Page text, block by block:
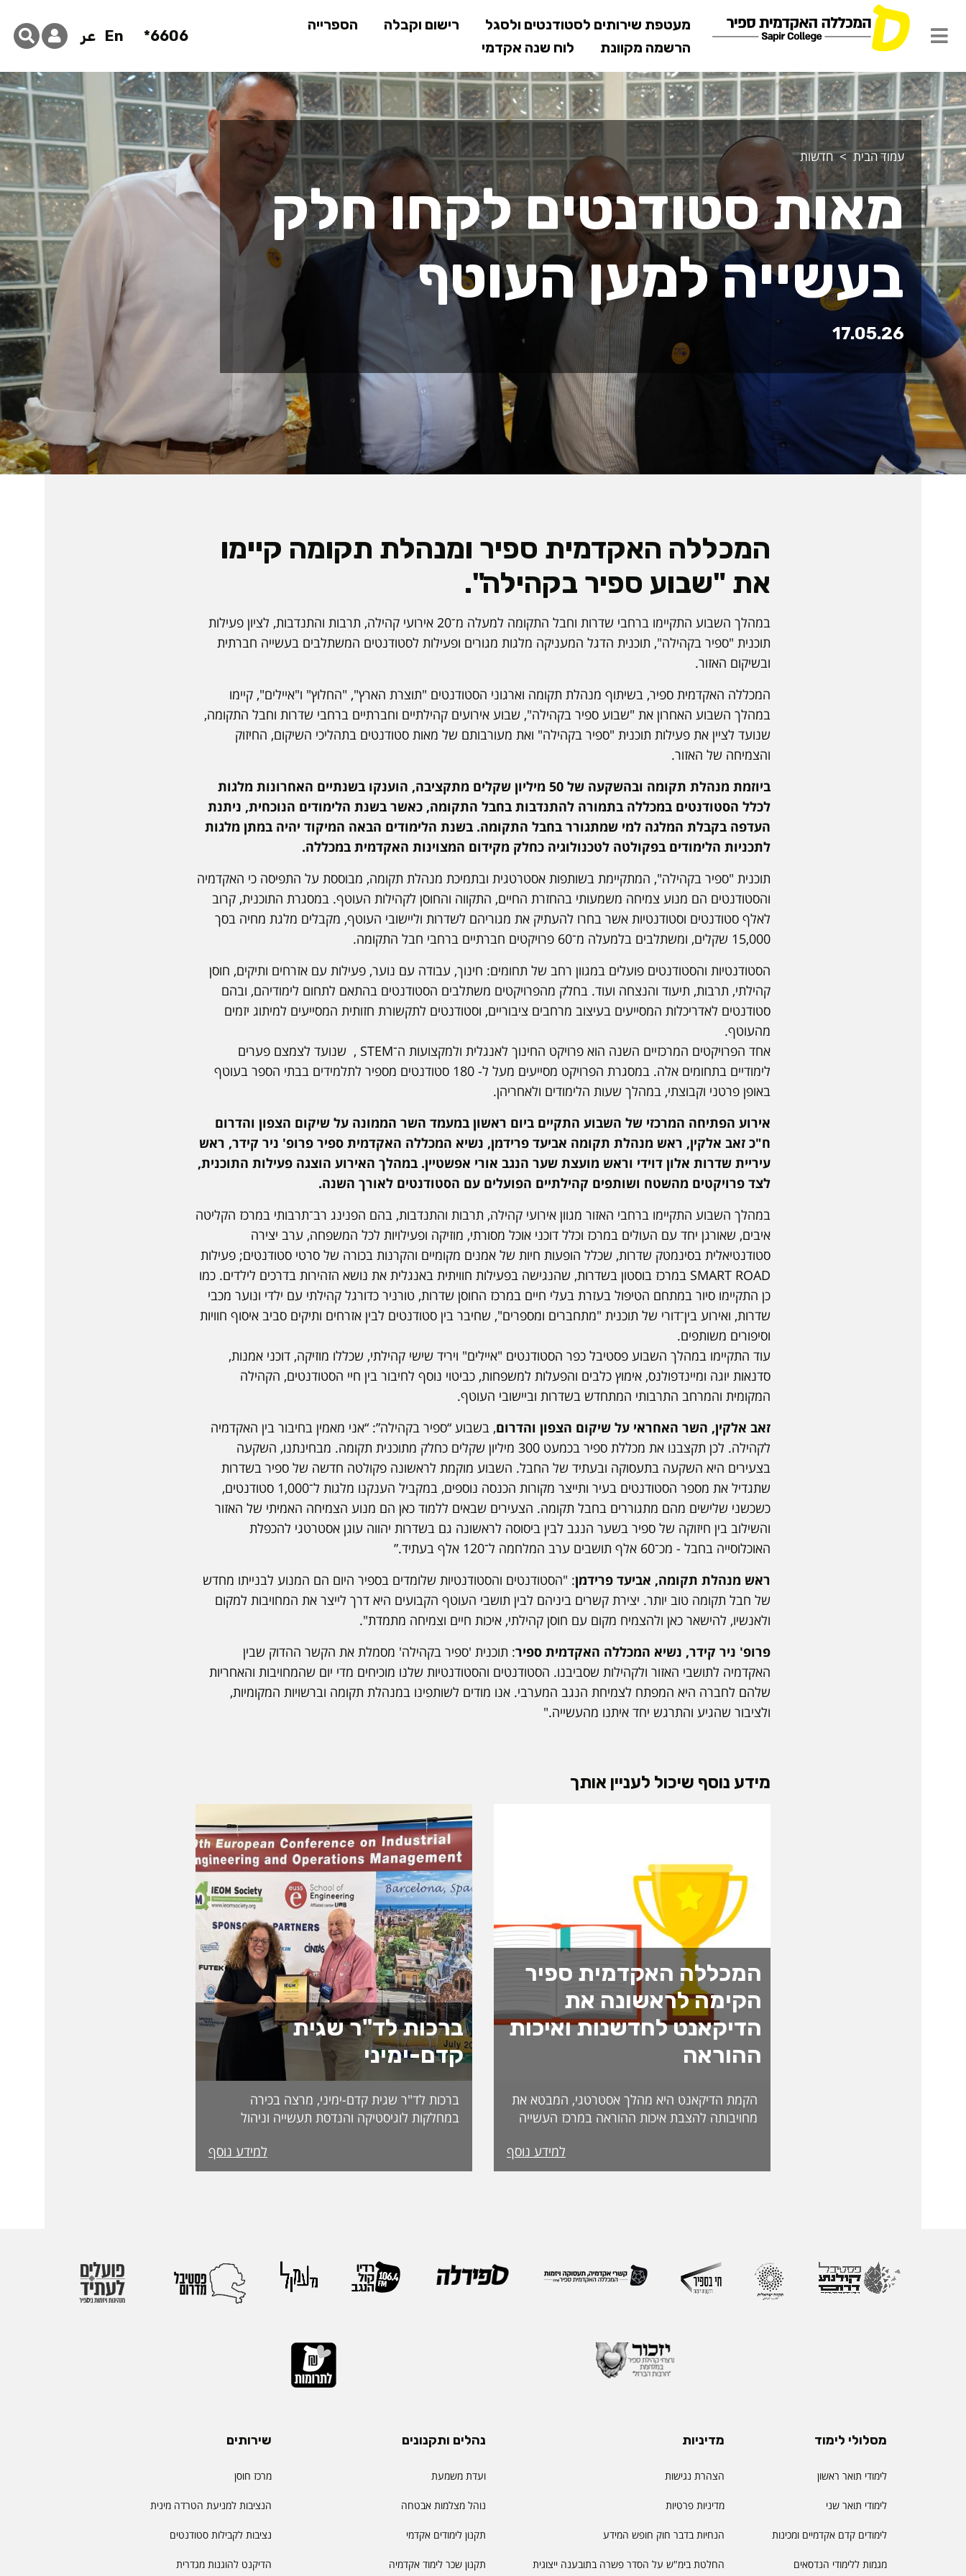
לתוכן
המרכזי
מעטפת שירותים לסטודנטים ולסגל רישום וקבלה
הספרייה
הרשמה מקוונת
לוח שנה אקדמי
6606*
En عر
עמוד הבית חדשות
מאות סטודנטים לקחו חלק
בעשייה למען העוטף
17.05.26
המכללה האקדמית ספיר ומנהלת תקומה קיימו
את "שבוע ספיר בקהילה".
במהלך השבוע התקיימו ברחבי שדרות וחבל התקומה למעלה מ־20 אירועי קהילה, תרבות והתנדבות, לציון פעילות
תוכנית "ספיר בקהילה", תוכנית הדגל המעניקה מלגות מגורים ופעילות לסטודנטים המשתלבים בעשייה חברתית
ובשיקום האזור.
המכללה האקדמית ספיר, בשיתוף מנהלת תקומה וארגוני הסטודנטים "תוצרת הארץ", "החלוץ" ו"איילים", קיימו
במהלך השבוע האחרון את "שבוע ספיר בקהילה", שבוע אירועים קהילתיים וחברתיים ברחבי שדרות וחבל התקומה,
שנועד לציין את פעילות תוכנית "ספיר בקהילה" ואת מעורבותם של מאות סטודנטים בתהליכי השיקום, החיזוק
והצמיחה של האזור.
ביוזמת מנהלת תקומה ובהשקעה של 50 מיליון שקלים מתקציבה, הוענקו בשנתיים האחרונות מלגות
לכלל הסטודנטים במכללה בתמורה להתנדבות בחבל התקומה, כאשר בשנת הלימודים הנוכחית, ניתנת
העדפה בקבלת המלגה למי שמתגורר בחבל התקומה. בשנת הלימודים הבאה המיקוד יהיה במתן מלגות
לתכניות הלימודים בפקולטה לטכנולוגיה כחלק מקידום המצוינות האקדמית במכללה.
תוכנית "ספיר בקהילה", המתקיימת בשותפות אסטרטגית ובתמיכת מנהלת תקומה, מבוססת על התפיסה כי האקדמיה
והסטודנטים הם מנוע צמיחה משמעותי בהחזרת החיים, התקווה והחוסן לקהילות העוטף. במסגרת התוכנית, קרוב
לאלף סטודנטים וסטודנטיות אשר בחרו להעתיק את מגוריהם לשדרות וליישובי העוטף, מקבלים מלגת מחיה בסך
15,000 שקלים, ומשתלבים בלמעלה מ־60 פרויקטים חברתיים ברחבי חבל התקומה.
הסטודנטיות והסטודנטים פועלים במגוון רחב של תחומים: חינוך, עבודה עם נוער, פעילות עם אזרחים ותיקים, חוסן
קהילתי, תרבות, תיעוד והנצחה ועוד. בחלק מהפרויקטים משתלבים הסטודנטים בהתאם לתחום לימודיהם, ובהם
סטודנטים לאדריכלות המסייעים בעיצוב מרחבים ציבוריים, וסטודנטים לתקשורת חזותית המסייעים למיתוג יזמים
מהעוטף.
אחד הפרויקטים המרכזיים השנה הוא פרויקט החינוך לאנגלית ולמקצועות ה־STEM , שנועד לצמצם פערים
לימודיים בתחומים אלה. במסגרת הפרויקט מסייעים מעל ל- 180 סטודנטים מספיר לתלמידים בבתי הספר בעוטף
באופן פרטני וקבוצתי, במהלך שעות הלימודים ולאחריהן.
אירוע הפתיחה המרכזי של השבוע התקיים ביום ראשון במעמד השר הממונה על שיקום הצפון והדרום
ח"כ זאב אלקין, ראש מנהלת תקומה אביעד פרידמן, נשיא המכללה האקדמית ספיר פרופ' ניר קידר, ראש
עיריית שדרות אלון דוידי וראש מועצת שער הנגב אורי אפשטיין. במהלך האירוע הוצגה פעילות התוכנית,
לצד פרויקטים מהשטח ושותפים קהילתיים הפועלים עם הסטודנטים לאורך השנה.
במהלך השבוע התקיימו ברחבי האזור מגוון אירועי קהילה, תרבות והתנדבות, בהם הפנינג רב־תרבותי במרכז הקליטה
איבים, שאורגן יחד עם העולים במרכז וכלל דוכני אוכל מסורתי, מוזיקה ופעילויות לכל המשפחה, ערב יצירה
סטודנטיאלית בסינמטק שדרות, שכלל הופעות חיות של אמנים מקומיים והקרנות בכורה של סרטי סטודנטים; פעילות
SMART ROAD במרכז בוסטון בשדרות, שהנגישה בפעילות חוויתית באנגלית את נושא הזהירות בדרכים לילדים. כמו
כן התקיימו סיור במתחם הטיפול בעזרת בעלי חיים במרכז החוסן שדרות, טורניר כדורגל קהילתי עם ילדי ונוער מכבי
שדרות, ואירוע בין־דורי של תוכנית "מתחברים ומספרים", שחיבר בין סטודנטים לבין אזרחים ותיקים סביב איסוף חוויות
וסיפורים משותפים.
עוד התקיימו במהלך השבוע פסטיבל כפר הסטודנטים "איילים" ויריד שישי קהילתי, שכללו מוזיקה, דוכני אמנות,
סדנאות יוגה ומיינדפולנס, אימוץ כלבים והפעלות למשפחות, כביטוי נוסף לחיבור בין חיי הסטודנטים, הקהילה
המקומית והמרחב התרבותי המתחדש בשדרות וביישובי העוטף.
זאב אלקין, השר האחראי על שיקום הצפון והדרום, בשבוע “ספיר בקהילה”: “אני מאמין בחיבור בין האקדמיה
לקהילה. לכן תקצבנו את מכללת ספיר בכמעט 300 מיליון שקלים כחלק מתוכנית תקומה. מבחינתנו, השקעה
בצעירים היא השקעה בתעסוקה ובעתיד של החבל. השבוע מוקמת לראשונה פקולטה חדשה של ספיר בשדרות
שתגדיל את מספר הסטודנטים בעיר ותייצר מקורות הכנסה נוספים, במקביל הענקנו מלגות ל־1,000 סטודנטים,
כשכשני שלישים מהם מתגוררים בחבל תקומה. הצעירים שבאים ללמוד כאן הם מנוע הצמיחה האמיתי של האזור
והשילוב בין חיזוקה של ספיר בשער הנגב לבין ביסוסה לראשונה גם בשדרות יהווה עוגן אסטרטגי להכפלת
האוכלוסייה בחבל - מכ־60 אלף תושבים ערב המלחמה ל־120 אלף בעתיד.”
ראש מנהלת תקומה, אביעד פרידמן: "הסטודנטים והסטודנטיות שלומדים בספיר היום הם המנוע לבנייתו מחדש
של חבל תקומה טוב יותר. יצירת קשרים ביניהם לבין תושבי העוטף הקבועים היא דרך לייצר את המחויבות למקום
ולאנשיו, להישאר כאן ולהצמיח מקום עם חוסן קהילתי, איכות חיים וצמיחה מתמדת".
פרופ' ניר קידר, נשיא המכללה האקדמית ספיר: תוכנית 'ספיר בקהילה' מסמלת את הקשר ההדוק שבין
האקדמיה לתושבי האזור ולקהילות שסביבנו. הסטודנטים והסטודנטיות שלנו מוכיחים מדי יום שהמחויבות והאחריות
שלהם לחברה היא המפתח לצמיחת הנגב המערבי. אנו מודים לשותפינו במנהלת תקומה וברשויות המקומיות,
ולציבור שהגיע והתרגש יחד איתנו מהעשייה."
מידע נוסף שיכול לעניין אותך
המכללה האקדמית ספיר
הקימה לראשונה את
הדיקאנט לחדשנות ואיכות
ההוראה
הקמת הדיקאנט היא מהלך אסטרטגי, המבטא את
מחויבותה להצבת איכות ההוראה במרכז העשייה
לאתגרי העתיד. בראש הדיקאנט עומדת אפרת
ליברמן, דיקאנית ההוראה, אשת חינוך ופדגוגיה
ההוראה הראשון שהוקם בספיר - מהלך המבטא
את החשיבות האסטרטגית שמעניקה המכללה
למצוינות בהוראה ולחוויית הלמידה של הסטודנטים
למידע נוסף
ברכות לד"ר שגית
קדם-ימיני
ברכות לד"ר שגית קדם-ימיני, מרצה בכירה
במחלקות לוגיסטיקה והנדסת תעשייה וניהול
מטעם האגודה הבינלאומית IEOM Society
International. מההוקרות הגבוהות ביותר
IEOM היא אחת האגודות הבינלאומיות הגדולות
בתחומי הנדסת התעשייה והניהול.
למידע נוסף
מסלולי לימוד
לימודי תואר ראשון
לימודי תואר שני
לימודים קדם אקדמיים ומכינות
מגמות ללימודי הנדסאים
מדיניות
הצהרת נגישות
מדיניות פרטיות
הנחיות בדבר חוק חופש המידע
החלטת בימ"ש על הסדר פשרה בתובענה ייצוגית
נהלים ותקנונים
ועדת משמעת
נוהל מצלמות אבטחה
תקנון לימודים אקדמי
תקנון שכר לימוד אקדמיה
שירותים
מרכז חוסן
הנציבות למניעת הטרדה מינית
נציבות לקבילות סטודנטים
הדיקנט להוגנות מגדרית